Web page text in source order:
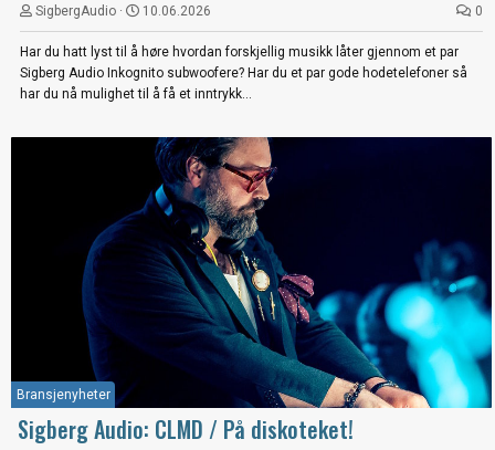
SigbergAudio 10.06.2026 0
Har du hatt lyst til å høre hvordan forskjellig musikk låter gjennom et par
Sigberg Audio Inkognito subwoofere? Har du et par gode hodetelefoner så
har du nå mulighet til å få et inntrykk...
Bransjenyheter
Sigberg Audio: CLMD / På diskoteket!